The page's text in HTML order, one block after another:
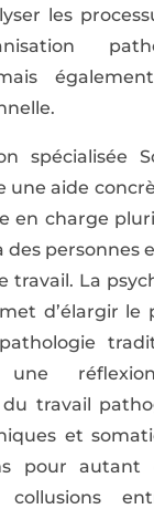
les
spécialisée
une aide
en charge
des personnes
travail. La
d’élargir le
une
travail
et
pour autant